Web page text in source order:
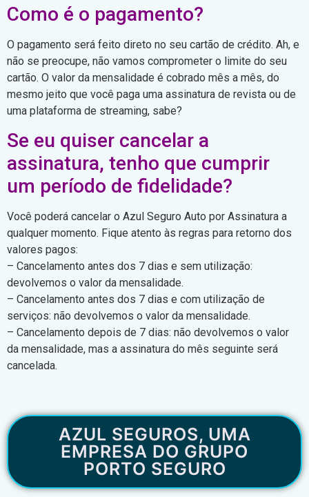
Como é o pagamento?
O pagamento será feito direto no seu cartão de crédito. Ah, e
não se preocupe, não vamos comprometer o limite do seu
cartão. O valor da mensalidade é cobrado mês a mês, do
mesmo jeito que você paga uma assinatura de revista ou de
uma plataforma de streaming, sabe?
Se eu quiser cancelar a
assinatura, tenho que cumprir
um período de fidelidade?
Você poderá cancelar o Azul Seguro Auto por Assinatura a
qualquer momento. Fique atento às regras para retorno dos
valores pagos:
– Cancelamento antes dos 7 dias e sem utilização:
devolvemos o valor da mensalidade.
– Cancelamento antes dos 7 dias e com utilização de
serviços: não devolvemos o valor da mensalidade.
– Cancelamento depois de 7 dias: não devolvemos o valor
da mensalidade, mas a assinatura do mês seguinte será
cancelada.
AZUL SEGUROS, UMA
EMPRESA DO GRUPO
PORTO SEGURO